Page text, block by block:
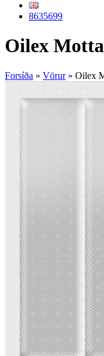
8635699
Oilex
Forsíða » Vörur» Oilex